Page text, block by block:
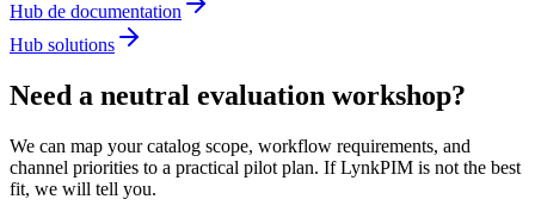
Hub de documentation
Hub solutions
Need a neutral evaluation workshop?
We can map your catalog scope, workflow requirements, and
channel priorities to a practical pilot plan. If LynkPIM is not the best
fit, we will tell you.